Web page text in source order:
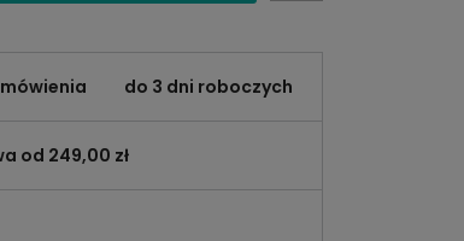
do 3 dni roboczych
od 249,00 zł